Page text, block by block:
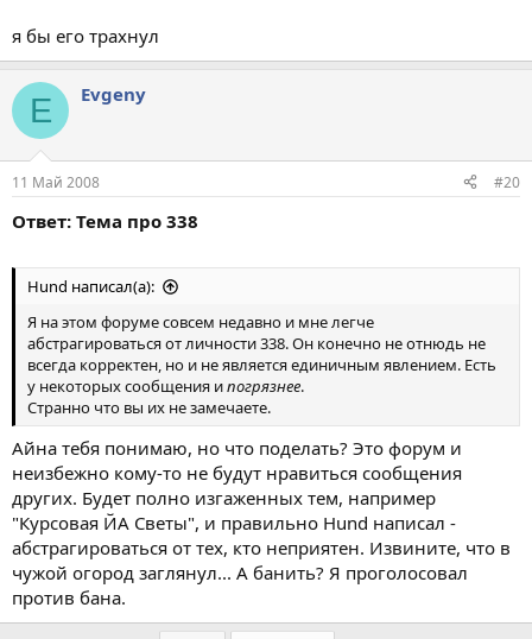
я бы его трахнул
E Evgeny
11 Май 2008 #20
Ответ: Тема про 338
Hund написал(а):
Я на этом форуме совсем недавно и мне легче
абстрагироваться от личности 338. Он конечно не отнюдь не
всегда корректен, но и не является единичным явлением. Есть
у некоторых сообщения ипогрязнее.
Странно что вы их не замечаете.
Айна тебя понимаю, но что поделать? Это форум и
неизбежно кому-то не будут нравиться сообщения
других. Будет полно изгаженных тем, например
"Курсовая ЙА Светы", и правильно Hund написал -
абстрагироваться от тех, кто неприятен. Извините, что в
чужой огород заглянул... А банить? Я проголосовал
против бана.